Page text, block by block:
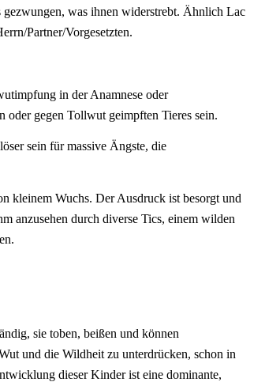
was ihnen widerstrebt. Ähnlich Lac
Partner/Vorgesetzten.
in der Anamnese oder
oder gegen Tollwut geimpften Tieres sein.
sein für massive Ängste, die
kleinem Wuchs. Der Ausdruck ist besorgt und
anzusehen durch diverse Tics, einem wilden
sie toben, beißen und können
und die Wildheit zu unterdrücken, schon in
dieser Kinder ist eine dominante,